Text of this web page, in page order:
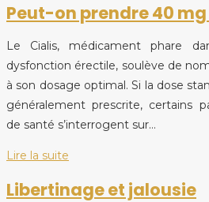
Peut-on prendre 40
Le Cialis, médicament phare
dysfonction érectile, soulève de
à son dosage optimal. Si la dose
généralement prescrite, certains
de santé s’interrogent sur…
Lire la suite
Libertinage et jalousie